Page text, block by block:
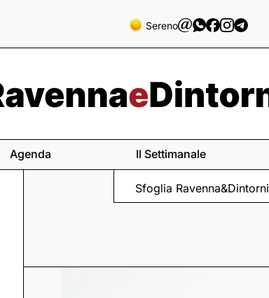
Sereno
Agenda Il Settimanale
Sfoglia Ravenna&Dintorni